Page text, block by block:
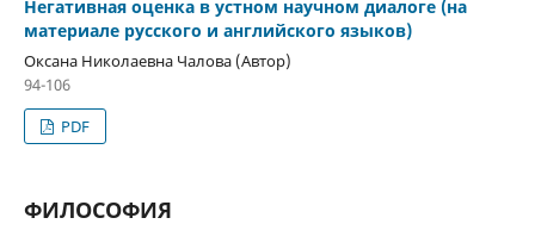
Негативная оценка в устном научном диалоге (на
материале русского и английского языков)
Оксана Николаевна Чалова (Автор)
94-106
PDF
ФИЛОСОФИЯ